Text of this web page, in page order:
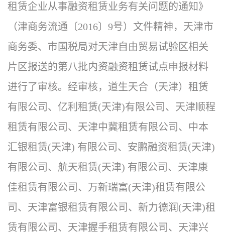
租赁企业从事融资租赁业务有关问题的通知》
（津商务流通〔2016〕9号）文件精神，天津市
商务委、市国税局对天津自由贸易试验区相关
片区报送的第八批内资融资租赁试点申报材料
进行了审核。经审核，道生天合（天津）租赁
有限公司、亿利租赁(天津)有限公司、天津顺程
租赁有限公司、天津中冀租赁有限公司、中本
汇银租赁(天津) 有限公司、安鹏融资租赁(天津)
有限公司、航天租赁(天津) 有限公司、天津康
佳租赁有限公司、万新瑞富(天津)租赁有限公
司、天津富银租赁有限公司、新力德润(天津)租
赁有限公司、天津握手租赁有限公司、天津兴